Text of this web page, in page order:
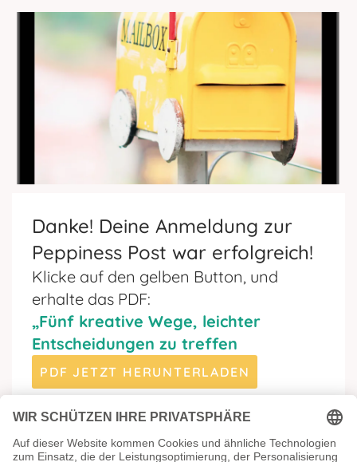
Danke! Deine Anmeldung zur
Peppiness Post war erfolgreich!
Klicke auf den gelben Button, und
erhalte das PDF:
„Fünf kreative Wege, leichter
Entscheidungen zu treffen
PDF JETZT HERUNTERLADEN